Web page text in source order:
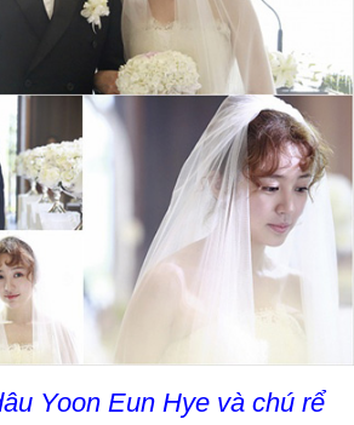
Yoon Eun Hye và chú rể